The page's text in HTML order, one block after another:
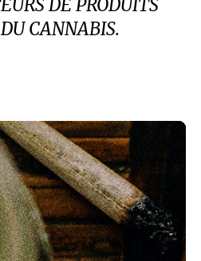
DE PRODUITS
CANNABIS.